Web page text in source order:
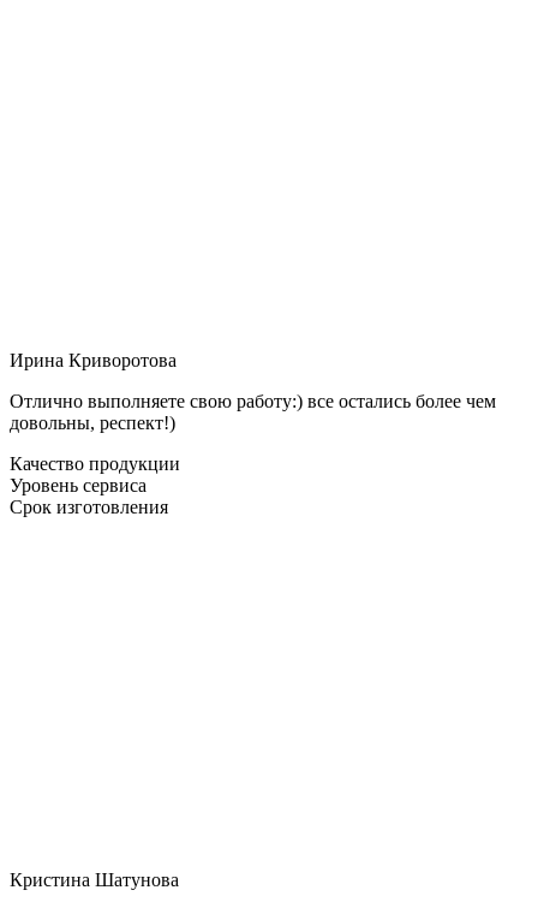
Ирина Криворотова
Отлично выполняете свою работу:) все остались более чем
довольны, респект!)
Качество продукции
Уровень сервиса
Срок изготовления
Кристина Шатунова